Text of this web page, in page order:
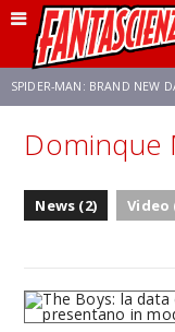
SPIDER-MAN: BRAND NEW
FRANCO RICCIARDIELLO
Dominque
News (2) Video